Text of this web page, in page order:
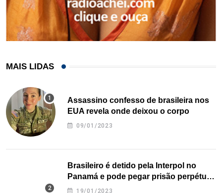
MAIS LIDAS
Assassino confesso de brasileira nos
EUA revela onde deixou o corpo
09/01/2023
Brasileiro é detido pela Interpol no
Panamá e pode pegar prisão perpétua
nos EUA
19/01/2023